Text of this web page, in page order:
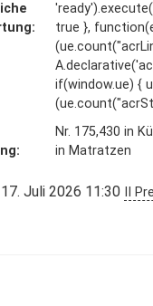
true },
if(window.ue) {
Nr. 175,430 in
in Matratzen
Juli 2026 11:30 II